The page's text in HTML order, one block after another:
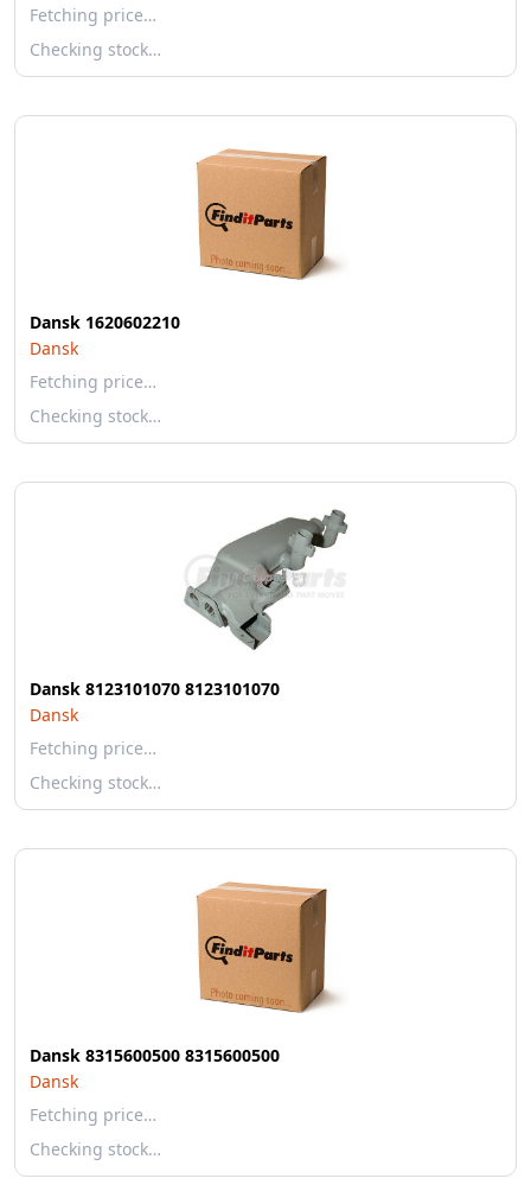
Fetching price…
Checking stock…
Dansk 1620602210
Dansk
Fetching price…
Checking stock…
Dansk 8123101070 8123101070
Dansk
Fetching price…
Checking stock…
Dansk 8315600500 8315600500
Dansk
Fetching price…
Checking stock…